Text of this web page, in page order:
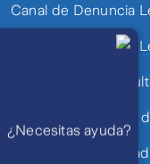
Canal de Denuncia
Canal de Denuncia
Solicitudes y
Política de atención
Política de
¿Necesitas ayuda?
WhatsApp
Atención 24